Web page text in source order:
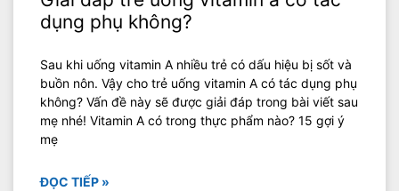
dụng phụ không?
Sau khi uống vitamin A nhiều trẻ có dấu hiệu bị sốt và
buồn nôn. Vậy cho trẻ uống vitamin A có tác dụng phụ
không? Vấn đề này sẽ được giải đáp trong bài viết sau
mẹ nhé! Vitamin A có trong thực phẩm nào? 15 gợi ý
mẹ
ĐỌC TIẾP »